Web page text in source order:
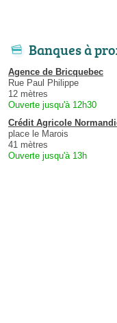
Banques à
Agence de Bricquebec
Rue Paul Philippe
12 mètres
Ouverte jusqu'à 12h30
Crédit Agricole
place le Marois
41 mètres
Ouverte jusqu'à 13h